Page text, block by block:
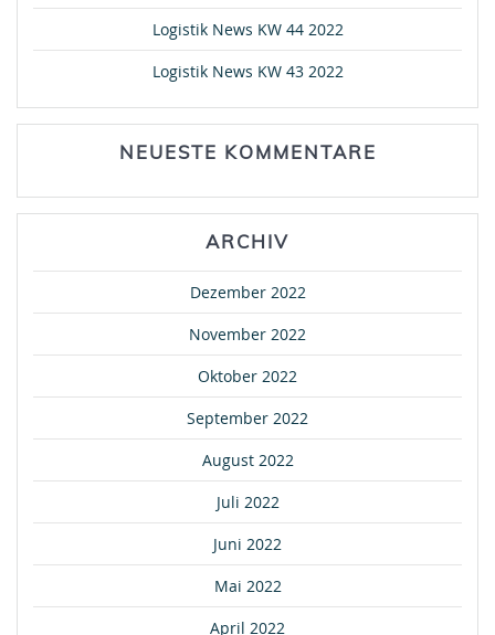
Logistik News KW 44 2022
Logistik News KW 43 2022
NEUESTE KOMMENTARE
ARCHIV
Dezember 2022
November 2022
Oktober 2022
September 2022
August 2022
Juli 2022
Juni 2022
Mai 2022
April 2022